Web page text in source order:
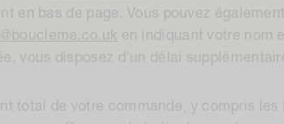
en bas de page. Vous pouvez
en indiquant votre nom
vous disposez d'un délai
total de votre commande, y compris les